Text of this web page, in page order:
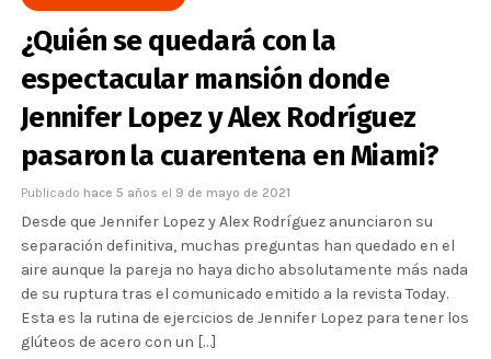
¿Quién se quedará con la
espectacular mansión donde
Jennifer Lopez y Alex Rodríguez
pasaron la cuarentena en Miami?
Publicado hace 5 años el 9 de mayo de 2021
Desde que Jennifer Lopez y Alex Rodríguez anunciaron su
separación definitiva, muchas preguntas han quedado en el
aire aunque la pareja no haya dicho absolutamente más nada
de su ruptura tras el comunicado emitido a la revista Today.
Esta es la rutina de ejercicios de Jennifer Lopez para tener los
glúteos de acero con un […]